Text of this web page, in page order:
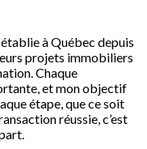
à Québec depuis
projets immobiliers
Chaque
et mon objectif
étape, que ce soit
réussie, c’est